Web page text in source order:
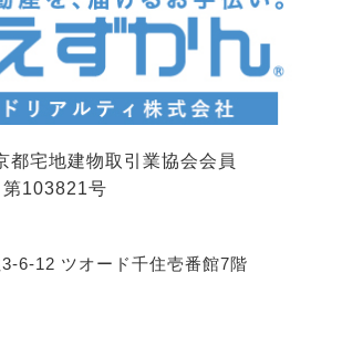
都宅地建物取引業協会会員
103821号
6-12 ツオード千住壱番館7階